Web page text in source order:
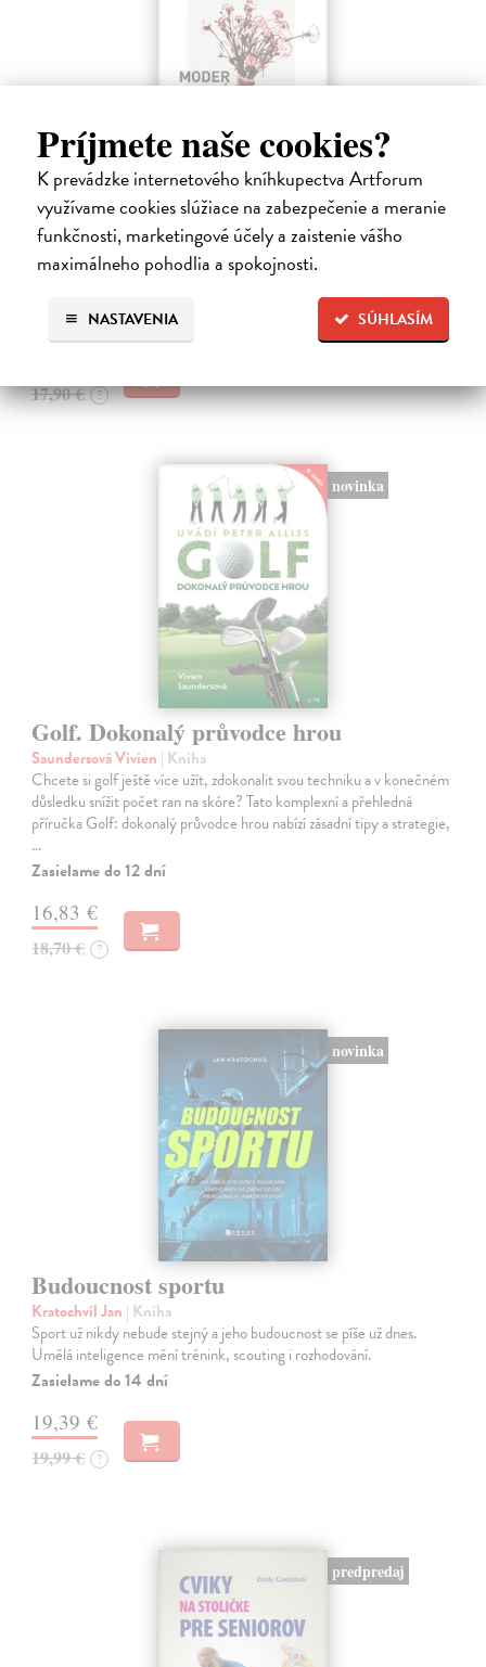
Príjmete naše cookies?
K prevádzke internetového kníhkupectva Artforum
využívame cookies slúžiace na zabezpečenie a meranie
funkčnosti, marketingové účely a zaistenie vášho
maximálneho pohodlia a spokojnosti.
SÚHLASÍM
NASTAVENIA
Moderná sebaobrana
Houdek Jasmína, Houdek Pavel| Kniha
Stretli ste sa niekedy so sexuálnym obťažovaním? Čelili ste
sexistickým vtipom alebo nevhodným narážkam svojho šéfa?
Na sklade
17,90 € ?
novinka
Golf. Dokonalý průvodce hrou
Saundersová Vivien | Kniha
Chcete si golf ještě více užít, zdokonalit svou techniku a v konečném
důsledku snížit počet ran na skóre? Tato komplexní a přehledná
příručka Golf: dokonalý průvodce hrou nabízí zásadní tipy a strategie,
…
Zasielame do 12 dní
16,83 €
18,70 € ?
novinka
Budoucnost sportu
Kratochvíl Jan | Kniha
Sport už nikdy nebude stejný a jeho budoucnost se píše už dnes.
Umělá inteligence mění trénink, scouting i rozhodování.
Zasielame do 14 dní
19,39 €
19,99 € ?
predpredaj